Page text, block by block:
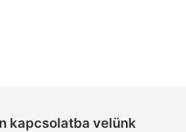
kapcsolatba velünk